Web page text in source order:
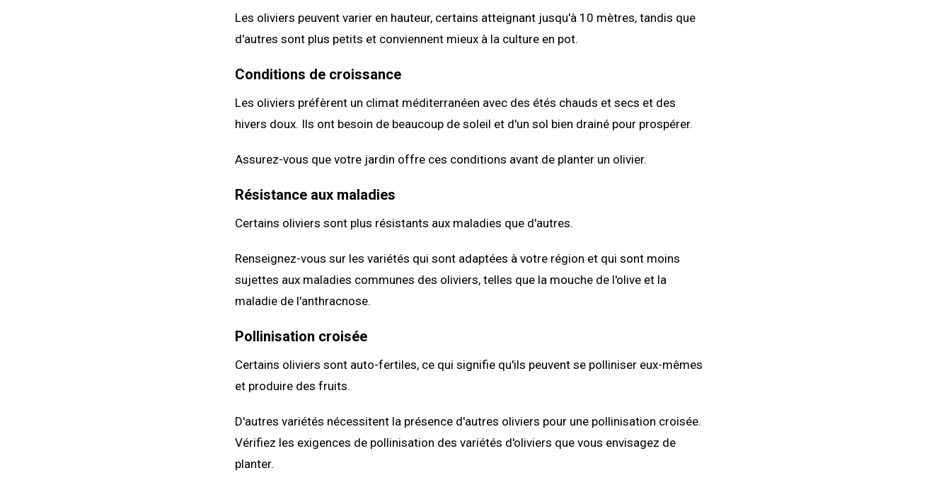
Les oliviers peuvent varier en hauteur, certains atteignant jusqu'à 10 mètres, tandis que
d'autres sont plus petits et conviennent mieux à la culture en pot.
Conditions de croissance
Les oliviers préfèrent un climat méditerranéen avec des étés chauds et secs et des
hivers doux. Ils ont besoin de beaucoup de soleil et d'un sol bien drainé pour prospérer.
Assurez-vous que votre jardin offre ces conditions avant de planter un olivier.
Résistance aux maladies
Certains oliviers sont plus résistants aux maladies que d'autres.
Renseignez-vous sur les variétés qui sont adaptées à votre région et qui sont moins
sujettes aux maladies communes des oliviers, telles que la mouche de l'olive et la
maladie de l'anthracnose.
Pollinisation croisée
Certains oliviers sont auto-fertiles, ce qui signifie qu'ils peuvent se polliniser eux-mêmes
et produire des fruits.
D'autres variétés nécessitent la présence d'autres oliviers pour une pollinisation croisée.
Vérifiez les exigences de pollinisation des variétés d'oliviers que vous envisagez de
planter.